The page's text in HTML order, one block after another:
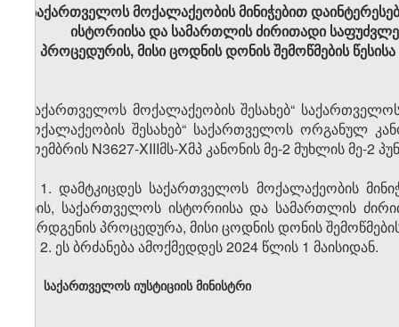
საქართველოს მოქალაქეობის მინიჭებით
ისტორიისა და სამართლის ძირითადი
პროცედურის, მისი ცოდნის დონის შემოწმების
„საქართველოს მოქალაქეობის შესახებ“
მოქალაქეობის შესახებ“ საქართველოს ორგანულ
ნოემბრის N3627-XIIIმს-Xმპ კანონის მე-2 მუხლის მე-2
1.დამტკიცდეს საქართველოს მოქალაქეობის
ენის, საქართველოს ისტორიისა და სამართლის
წარდგენის პროცედურა, მისი ცოდნის დონის
2. ეს ბრძანება ამოქმედდეს 2024 წლის 1 მაისიდან.
საქართველოს იუსტიციის მინისტრი